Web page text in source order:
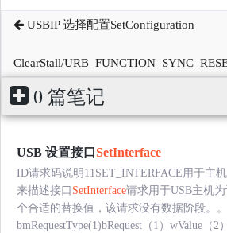
USBIP 选择配置SetConfiguration
ClearStall/
0 篇笔记
USB 设置接口 SetInterface
ID请求码说明11SET_INTERFACE用于主
来描述接口 SetInterface请求用于USB主机
个合适的替换值，该请求没有数据阶段。。
bmRequestType(1)bRequest（1）wValue（2